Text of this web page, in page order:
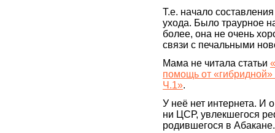
Т.е. начало
ухода. Было траурное
более, она не очень
связи с печальными
Мама не читала статьи
помощь от
Ч.1».
У неё нет интернета. И
ни ЦСР, увлекшегося
родившегося в Абакане.